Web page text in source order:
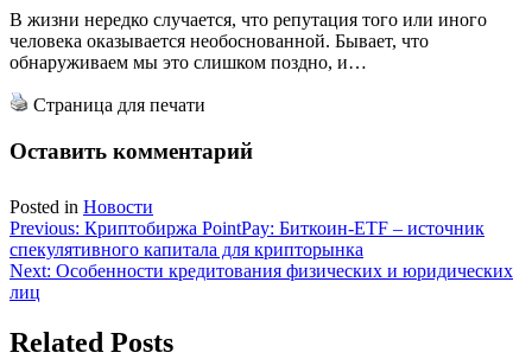
В жизни нередко случается, что репутация того или иного
человека оказывается необоснованной. Бывает, что
обнаруживаем мы это слишком поздно, и…
Страница для печати
Оставить комментарий
Posted in Новости
Навигация
по
записям
Previous: Криптобиржа PointPay: Биткоин-ETF – источник
спекулятивного капитала для крипторынка
Next: Особенности кредитования физических и юридических
лиц
Related Posts